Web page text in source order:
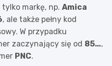
markę, np. Amica
, ale także pełny kod
W przypadku
zaczynający się od 85…,
PNC.